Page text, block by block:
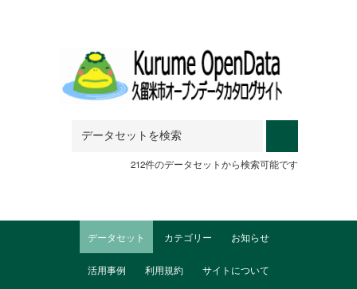
212件のデータセットから検索可能です
データセット カテゴリー お知らせ
活用事例 利用規約 サイトについて